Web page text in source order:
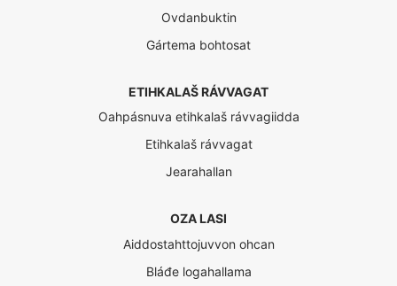
Ovdanbuktin
Gártema bohtosat
ETIHKALAŠ RÁVVAGAT
Oahpásnuva etihkalaš rávvagiidda
Etihkalaš rávvagat
Jearahallan
OZA LASI
Aiddostahttojuvvon ohcan
Bláđe logahallama